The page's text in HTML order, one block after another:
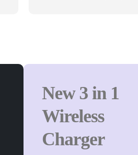
New 3 in 1
Wireless
Charger